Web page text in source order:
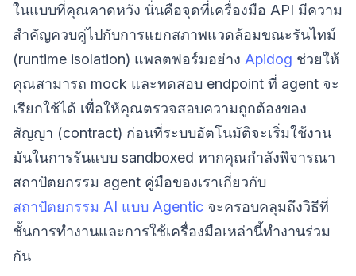
ในแบบที่คุณคาดหวัง นั่นคือจุดที่เครื่องมือ API มีความ
สำคัญควบคู่ไปกับการแยกสภาพแวดล้อมขณะรันไทม์
(runtime isolation) แพลตฟอร์มอย่าง Apidog ช่วยให้
คุณสามารถ mock และทดสอบ endpoint ที่ agent จะ
เรียกใช้ได้ เพื่อให้คุณตรวจสอบความถูกต้องของ
สัญญา (contract) ก่อนที่ระบบอัตโนมัติจะเริ่มใช้งาน
มันในการรันแบบ sandboxed หากคุณกำลังพิจารณา
สถาปัตยกรรม agent คู่มือของเราเกี่ยวกับ
สถาปัตยกรรม AI แบบ Agentic จะครอบคลุมถึงวิธีที่
ชั้นการทำงานและการใช้เครื่องมือเหล่านี้ทำงานร่วม
กัน